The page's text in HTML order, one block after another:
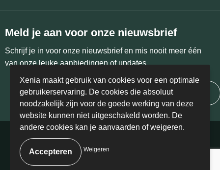
Meld je aan voor onze nieuwsbrief
Schrijf je in voor onze nieuwsbrief en mis nooit meer één
van onze leuke aanbiedingen of updates.
Inschrijven
© Copyright Xenia 2024 | BE 0458.405.766
Xenia maakt gebruik van cookies voor een optimale
gebruikerservaring. De cookies die absoluut
noodzakelijk zijn voor de goede werking van deze
website kunnen niet uitgeschakeld worden. De
andere cookies kan je aanvaarden of weigeren.
Weigeren